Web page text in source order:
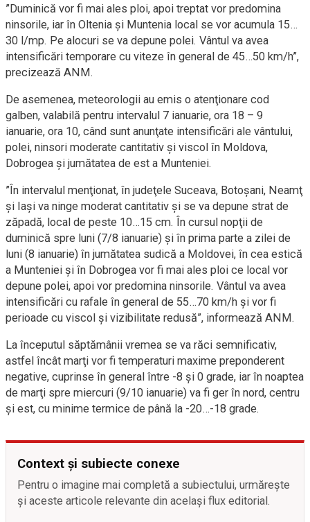
”Duminică vor fi mai ales ploi, apoi treptat vor predomina
ninsorile, iar în Oltenia şi Muntenia local se vor acumula 15…
30 l/mp. Pe alocuri se va depune polei. Vântul va avea
intensificări temporare cu viteze în general de 45…50 km/h”,
precizează ANM.
De asemenea, meteorologii au emis o atenţionare cod
galben, valabilă pentru intervalul 7 ianuarie, ora 18 – 9
ianuarie, ora 10, când sunt anunţate intensificări ale vântului,
polei, ninsori moderate cantitativ şi viscol în Moldova,
Dobrogea şi jumătatea de est a Munteniei.
”În intervalul menţionat, în judeţele Suceava, Botoşani, Neamţ
şi Iaşi va ninge moderat cantitativ şi se va depune strat de
zăpadă, local de peste 10…15 cm. În cursul nopţii de
duminică spre luni (7/8 ianuarie) şi în prima parte a zilei de
luni (8 ianuarie) în jumătatea sudică a Moldovei, în cea estică
a Munteniei şi în Dobrogea vor fi mai ales ploi ce local vor
depune polei, apoi vor predomina ninsorile. Vântul va avea
intensificări cu rafale în general de 55…70 km/h şi vor fi
perioade cu viscol şi vizibilitate redusă”, informează ANM.
La începutul săptămânii vremea se va răci semnificativ,
astfel încât marţi vor fi temperaturi maxime preponderent
negative, cuprinse în general între -8 şi 0 grade, iar în noaptea
de marţi spre miercuri (9/10 ianuarie) va fi ger în nord, centru
şi est, cu minime termice de până la -20…-18 grade.
Context și subiecte conexe
Pentru o imagine mai completă a subiectului, urmărește
și aceste articole relevante din același flux editorial.